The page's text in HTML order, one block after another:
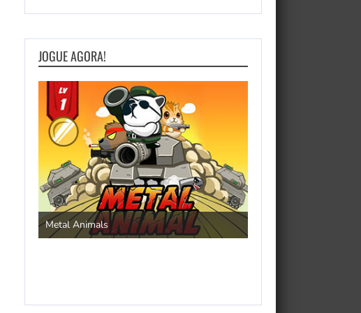
JOGUE AGORA!
Metal Animals